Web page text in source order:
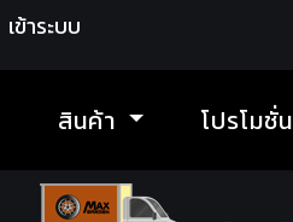
เข้าระบบ
สินค้า โปรโมชั่น